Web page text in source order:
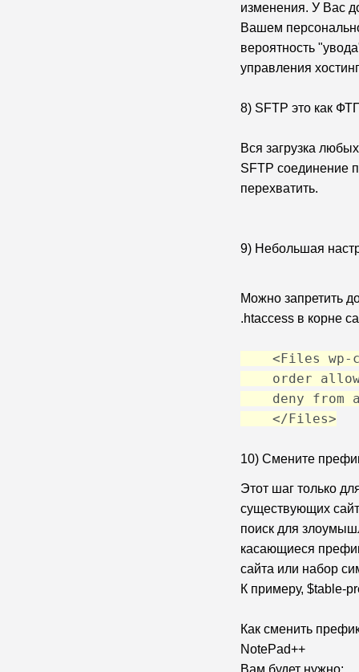
изменения. У Вас
Вашем
вероятность
управления
8) SFTP это как
Вся загрузка
SFTP соединение
перехватить.
9) Небольшая
Можно запретить
.htaccess в корне
<Files wp-
order
deny from
</Files>
10) Смените
Этот шаг только
существующих
поиск для
касающиеся
сайта или набор
К примеру, $table-
Как сменить
NotePad++
Вам будет нужно: